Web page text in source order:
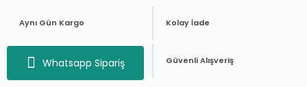
Whatsapp Sipariş
Aynı Gün Kargo Kolay İade
Telefon ile Sipariş Güvenli Alışveriş